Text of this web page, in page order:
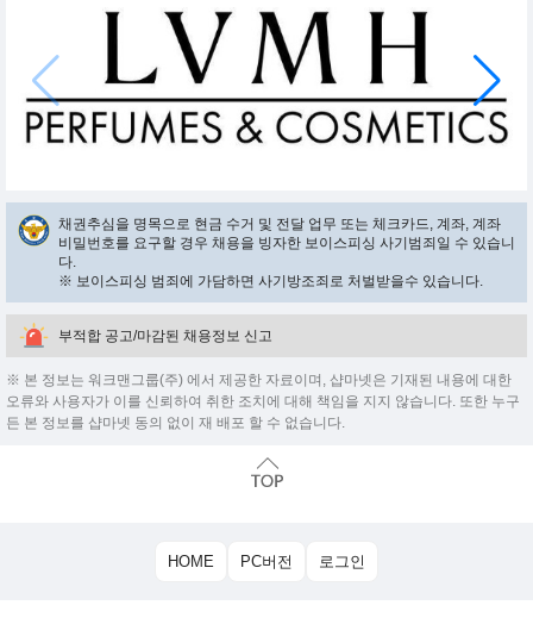
채권추심을 명목으로 현금 수거 및 전달 업무 또는 체크카드, 계좌, 계좌
비밀번호를 요구할 경우 채용을 빙자한 보이스피싱 사기범죄일 수 있습니
다.
※ 보이스피싱 범죄에 가담하면 사기방조죄로 처벌받을수 있습니다.
부적합 공고/마감된 채용정보 신고
※ 본 정보는 워크맨그룹(주) 에서 제공한 자료이며, 샵마넷은 기재된 내용에 대한
오류와 사용자가 이를 신뢰하여 취한 조치에 대해 책임을 지지 않습니다. 또한 누구
든 본 정보를 샵마넷 동의 없이 재 배포 할 수 없습니다.
HOME PC버전 로그인